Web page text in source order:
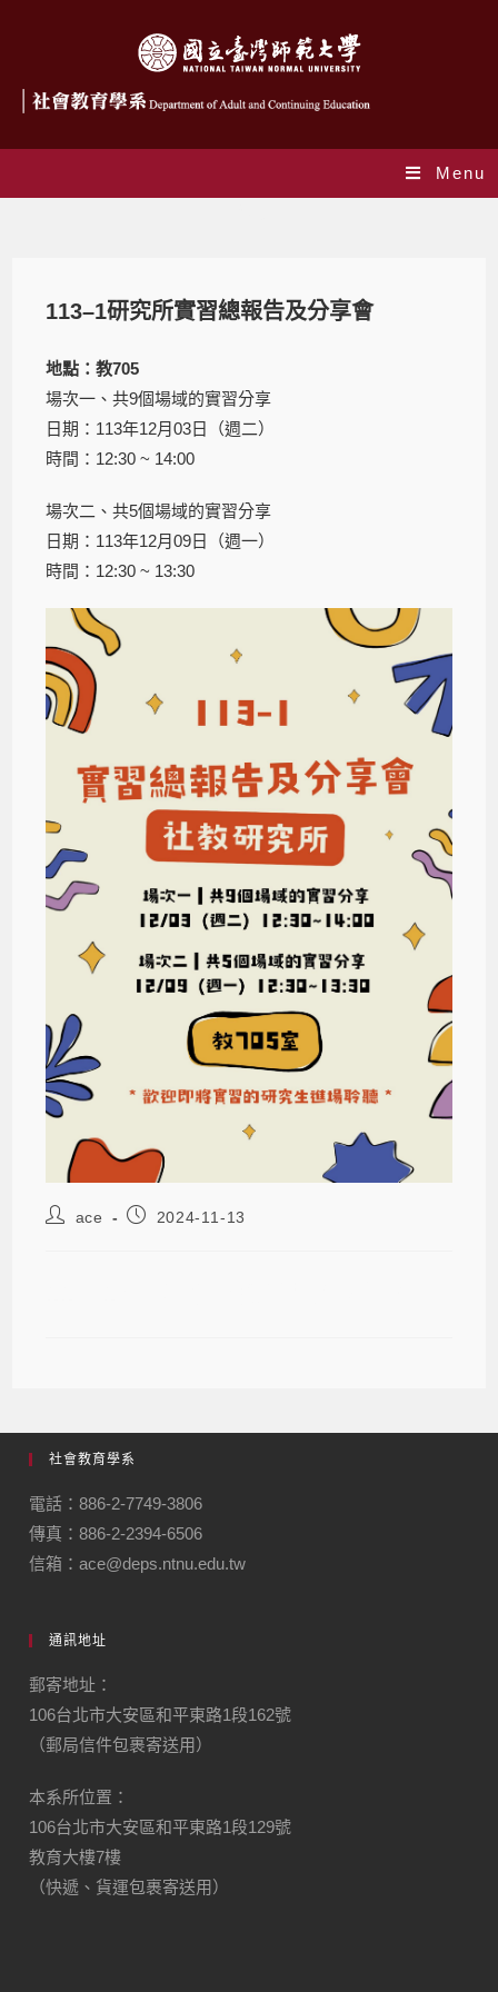
Menu
113–1研究所實習總報告及分享會
地點：教705
場次一、共9個場域的實習分享
日期：113年12月03日（週二）
時間：12:30 ~ 14:00
場次二、共5個場域的實習分享
日期：113年12月09日（週一）
時間：12:30 ~ 13:30
ace 2024-11-13
社會教育學系
電話：886-2-7749-3806
傳真：886-2-2394-6506
信箱：ace@deps.ntnu.edu.tw
通訊地址
郵寄地址：
106台北市大安區和平東路1段162號
（郵局信件包裹寄送用）
本系所位置：
106台北市大安區和平東路1段129號
教育大樓7樓
（快遞、貨運包裹寄送用）